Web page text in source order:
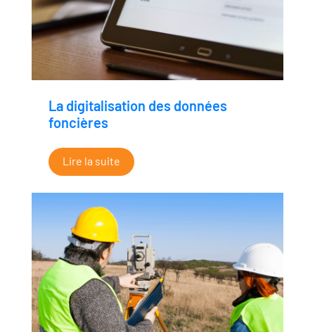
La digitalisation des données
foncières
Lire la suite